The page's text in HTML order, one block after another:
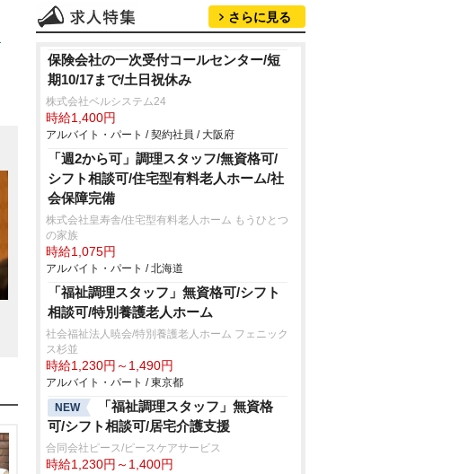
さらに見る
保険会社の一次受付コールセンター/短
期10/17まで/土日祝休み
株式会社ベルシステム24
時給1,400円
アルバイト・パート / 契約社員 / 大阪府
「週2から可」調理スタッフ/無資格可/
シフト相談可/住宅型有料老人ホーム/社
会保障完備
株式会社皇寿舎/住宅型有料老人ホーム もうひとつ
の家族
時給1,075円
アルバイト・パート / 北海道
「福祉調理スタッフ」無資格可/シフト
相談可/特別養護老人ホーム
社会福祉法人暁会/特別養護老人ホーム フェニック
ス杉並
時給1,230円～1,490円
アルバイト・パート / 東京都
NEW
「福祉調理スタッフ」無資格
可/シフト相談可/居宅介護支援
合同会社ピース/ピースケアサービス
時給1,230円～1,400円